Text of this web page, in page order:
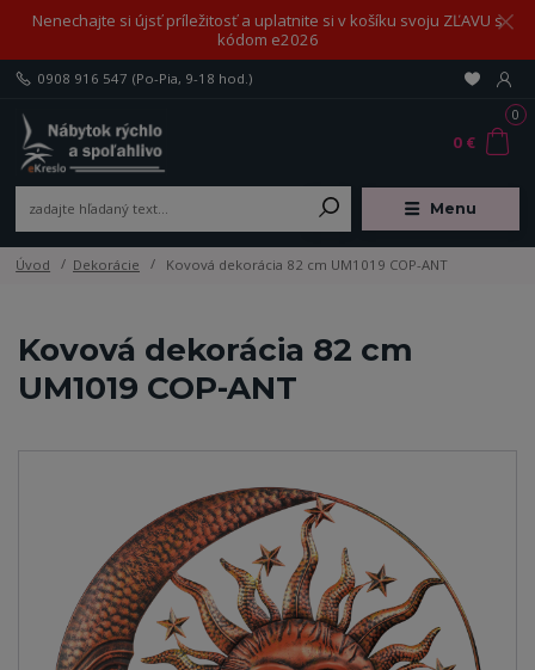
Nenechajte si újsť príležitosť a uplatnite si v košíku svoju ZĽAVU s
kódom e2026
Menu
0908 916 547 (Po-Pia, 9-18 hod.)
0
0 €
Úvod Dekorácie Kovová dekorácia 82 cm UM1019 COP-ANT
Kovová dekorácia 82 cm
UM1019 COP-ANT